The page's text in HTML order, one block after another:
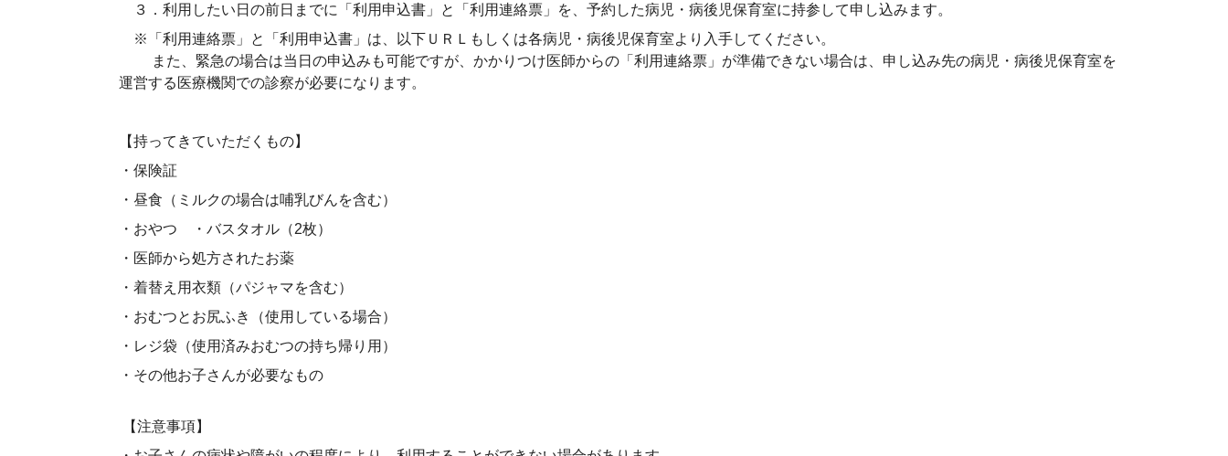
３．利用したい日の前日までに「利用申込書」と「利用連絡票」を、予約した病児・病後児保育室に持参して申し込みます。
※「利用連絡票」と「利用申込書」は、以下ＵＲＬもしくは各病児・病後児保育室より入手してください。
また、緊急の場合は当日の申込みも可能ですが、かかりつけ医師からの「利用連絡票」が準備できない場合は、申し込み先の病児・病後児保育室を
運営する医療機関での診察が必要になります。
【持ってきていただくもの】
・保険証
・昼食（ミルクの場合は哺乳びんを含む）
・おやつ ・バスタオル（2枚）
・医師から処方されたお薬
・着替え用衣類（パジャマを含む）
・おむつとお尻ふき（使用している場合）
・レジ袋（使用済みおむつの持ち帰り用）
・その他お子さんが必要なもの
【注意事項】